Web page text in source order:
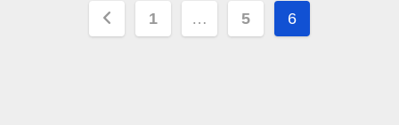
Пагінація
1 … 5 6